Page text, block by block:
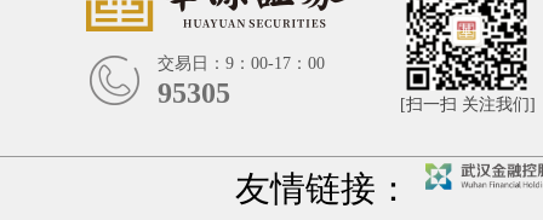
交易日：9：00-17：00
95305 [扫一扫 关注我们]
友情链接：